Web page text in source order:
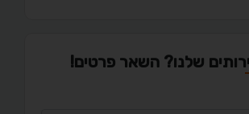
שלנו? השאר פרטים!